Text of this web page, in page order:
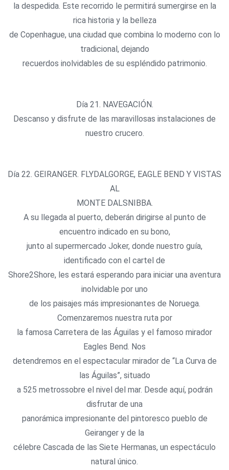
la despedida. Este recorrido le permitirá sumergirse en la
rica historia y la belleza
de Copenhague, una ciudad que combina lo moderno con lo
tradicional, dejando
recuerdos inolvidables de su espléndido patrimonio.
Día 21. NAVEGACIÓN.
Descanso y disfrute de las maravillosas instalaciones de
nuestro crucero.
Día 22. GEIRANGER. FLYDALGORGE, EAGLE BEND Y VISTAS
AL
MONTE DALSNIBBA.
A su llegada al puerto, deberán dirigirse al punto de
encuentro indicado en su bono,
junto al supermercado Joker, donde nuestro guía,
identificado con el cartel de
Shore2Shore, les estará esperando para iniciar una aventura
inolvidable por uno
de los paisajes más impresionantes de Noruega.
Comenzaremos nuestra ruta por
la famosa Carretera de las Águilas y el famoso mirador
Eagles Bend. Nos
detendremos en el espectacular mirador de “La Curva de
las Águilas”, situado
a 525 metrossobre el nivel del mar. Desde aquí, podrán
disfrutar de una
panorámica impresionante del pintoresco pueblo de
Geiranger y de la
célebre Cascada de las Siete Hermanas, un espectáculo
natural único.